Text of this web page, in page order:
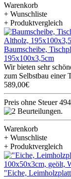
Warenkorb
+ Wunschliste
+ Produktvergleich
Baumscheibe,
195x100x3,5cm
Wir bieten sehr
zum Selbstbau einer
589,00€
Preis ohne Steuer
Warenkorb
+ Wunschliste
+ Produktvergleich
"Eiche,